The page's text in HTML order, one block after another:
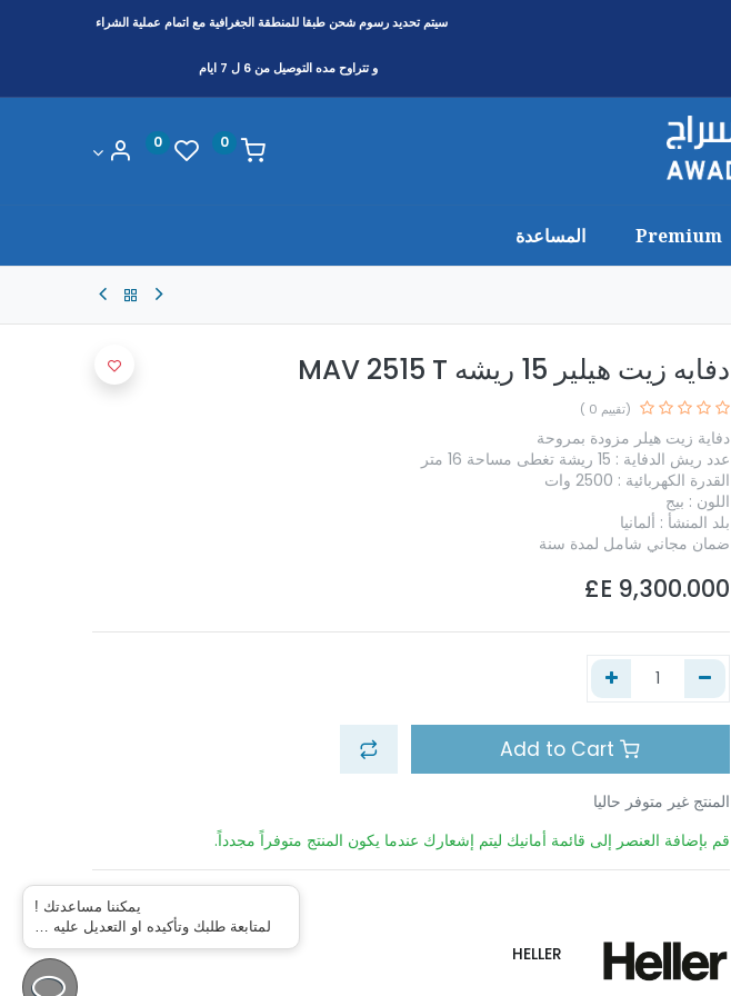
سيتم تحديد رسوم شحن طبقاللمنطقةالجغرافية مع اتمام عملية الشراء
و تتراوح مده التوصيل من 6 ل 7 ايام
0
0
Premium المساعدة
دفايه زيت هيلير 15 ريشه MAV 2515 T
(تقييم 0 )
دفاية زيت هيلر مزودة بمروحة
عدد ريش الدفاية : 15 ريشة تغطى مساحة 16 متر
القدرة الكهربائية : 2500 وات
اللون : بيج
بلد المنشأ : ألمانيا
ضمان مجاني شامل لمدة سنة
9,300.000
Add to Cart
المنتج غير متوفر حاليا
قم بإضافة العنصر إلى قائمة أمانيك ليتم إشعارك عندما يكون المنتج متوفراً مجدداً.
HELLER
يمكننا مساعدتك !
لمتابعة طلبك وتأكيده او التعديل عليه …